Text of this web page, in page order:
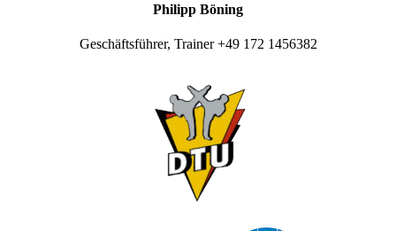
Philipp Böning
Geschäftsführer, Trainer +49 172 1456382